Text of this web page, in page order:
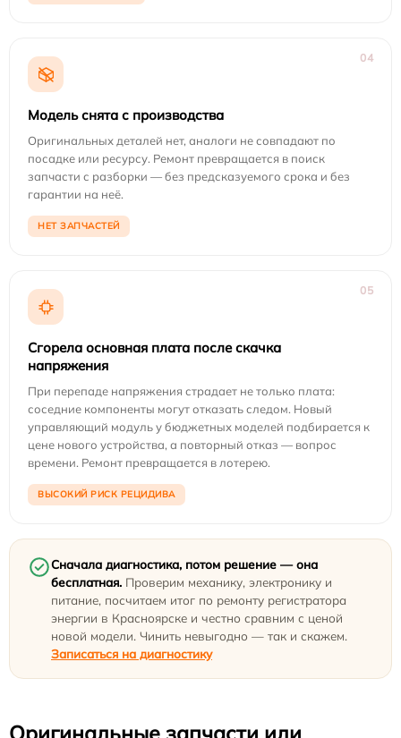
04
Модель снята с производства
Оригинальных деталей нет, аналоги не совпадают по
посадке или ресурсу. Ремонт превращается в поиск
запчасти с разборки — без предсказуемого срока и без
гарантии на неё.
НЕТ ЗАПЧАСТЕЙ
05
Сгорела основная плата после скачка
напряжения
При перепаде напряжения страдает не только плата:
соседние компоненты могут отказать следом. Новый
управляющий модуль у бюджетных моделей подбирается к
цене нового устройства, а повторный отказ — вопрос
времени. Ремонт превращается в лотерею.
ВЫСОКИЙ РИСК РЕЦИДИВА
Сначала диагностика, потом решение — она
бесплатная. Проверим механику, электронику и
питание, посчитаем итог по ремонту регистратора
энергии в Красноярске и честно сравним с ценой
новой модели. Чинить невыгодно — так и скажем.
Записаться на диагностику